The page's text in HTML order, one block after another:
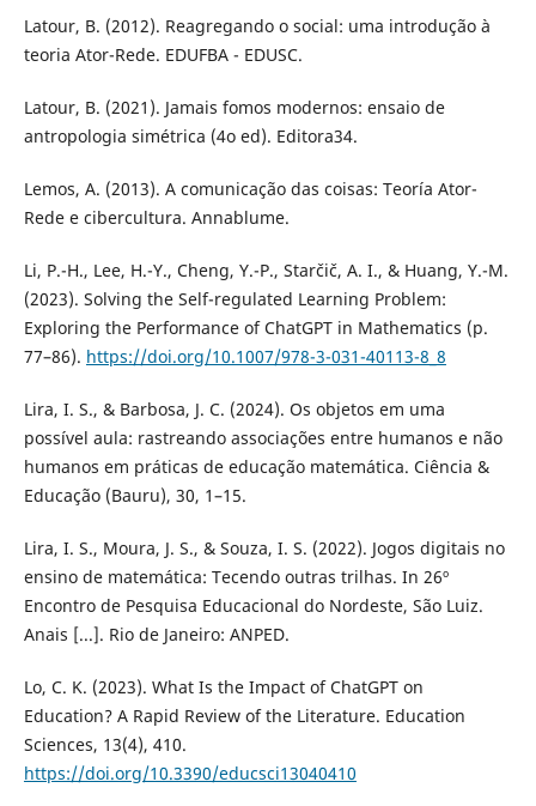
Latour, B. (2012). Reagregando o social: uma introdução à
teoria Ator-Rede. EDUFBA - EDUSC.
Latour, B. (2021). Jamais fomos modernos: ensaio de
antropologia simétrica (4o ed). Editora34.
Lemos, A. (2013). A comunicação das coisas: Teoría Ator-
Rede e cibercultura. Annablume.
Li, P.-H., Lee, H.-Y., Cheng, Y.-P., Starčič, A. I., & Huang, Y.-M.
(2023). Solving the Self-regulated Learning Problem:
Exploring the Performance of ChatGPT in Mathematics (p.
77–86). https://doi.org/10.1007/978-3-031-40113-8_8
Lira, I. S., & Barbosa, J. C. (2024). Os objetos em uma
possível aula: rastreando associações entre humanos e não
humanos em práticas de educação matemática. Ciência &
Educação (Bauru), 30, 1–15.
Lira, I. S., Moura, J. S., & Souza, I. S. (2022). Jogos digitais no
ensino de matemática: Tecendo outras trilhas. In 26º
Encontro de Pesquisa Educacional do Nordeste, São Luiz.
Anais [...]. Rio de Janeiro: ANPED.
Lo, C. K. (2023). What Is the Impact of ChatGPT on
Education? A Rapid Review of the Literature. Education
Sciences, 13(4), 410.
https://doi.org/10.3390/educsci13040410